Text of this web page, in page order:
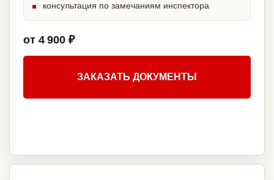
консультация по замечаниям инспектора
от 4 900 ₽
ЗАКАЗАТЬ ДОКУМЕНТЫ